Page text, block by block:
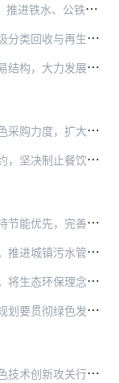
关公共信息平台建设和信息共享，发展甩挂运输、共同…
产者责任延伸制度，引导生产企业建立逆向物流回收体系…
加强绿色标准国际合作，积极引领和参与相关国际标准制定…
居民采购绿色产品的引导，鼓励地方采取补贴、积分奖励等…
训和成效评估。扎实推进塑料污染全链条治理。推进过度包…
、光伏发电发展，因地制宜发展水能、地热能、海洋能、氢…
无害化资源化处置设施，因地制宜布局污水资源化利用设…
，合理避让具有重要生态功能的国土空间，积极打造绿色公…
励城市留白增绿。建立“美丽城市”评价体系，开展“美丽城…
、颠覆性科技攻关项目。培育建设一批绿色技术国家技术创…